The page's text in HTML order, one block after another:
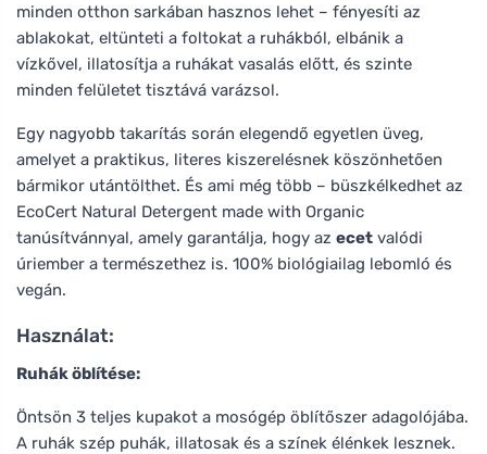
minden otthon sarkában hasznos lehet – fényesíti az
ablakokat, eltünteti a foltokat a ruhákból, elbánik a
vízkővel, illatosítja a ruhákat vasalás előtt, és szinte
minden felületet tisztává varázsol.
Egy nagyobb takarítás során elegendő egyetlen üveg,
amelyet a praktikus, literes kiszerelésnek köszönhetően
bármikor utántölthet. És ami még több – büszkélkedhet az
EcoCert Natural Detergent made with Organic
tanúsítvánnyal, amely garantálja, hogy az ecet valódi
úriember a természethez is. 100% biológiailag lebomló és
vegán.
Használat:
Ruhák öblítése:
Öntsön 3 teljes kupakot a mosógép öblítőszer adagolójába.
A ruhák szép puhák, illatosak és a színek élénkek lesznek.